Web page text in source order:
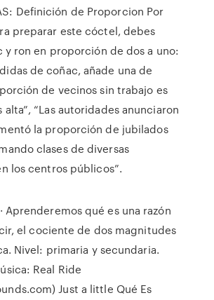
Definición de Proporcion Por
preparar este cóctel, debes
y ron en proporción de dos a uno:
de coñac, añade una de
de vecinos sin trabajo es
alta”, “Las autoridades anunciaron
la proporción de jubilados
clases de diversas
los centros públicos”.
Aprenderemos qué es una razón
el cociente de dos magnitudes
Nivel: primaria y secundaria.
Real Ride
Just a little Qué Es